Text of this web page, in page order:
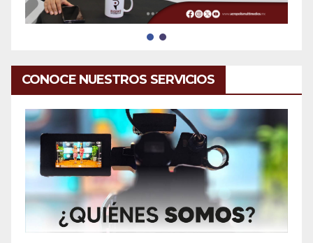
CONOCE NUESTROS SERVICIOS